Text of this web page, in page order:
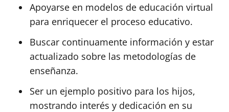
Apoyarse en modelos de educación virtual
para enriquecer el proceso educativo.
Buscar continuamente información y estar
actualizado sobre las metodologías de
enseñanza.
Ser un ejemplo positivo para los hijos,
mostrando interés y dedicación en su